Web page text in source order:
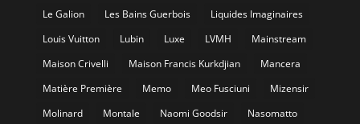
Le Galion
Les Bains Guerbois
Liquides Imaginaires
Louis Vuitton
Lubin Luxe LVMH
Mainstream
Maison Crivelli
Maison Francis Kurkdjian
Mancera
Matière Première
Memo Meo Fusciuni
Mizensir
Molinard
Montale Naomi Goodsir
Nasomatto